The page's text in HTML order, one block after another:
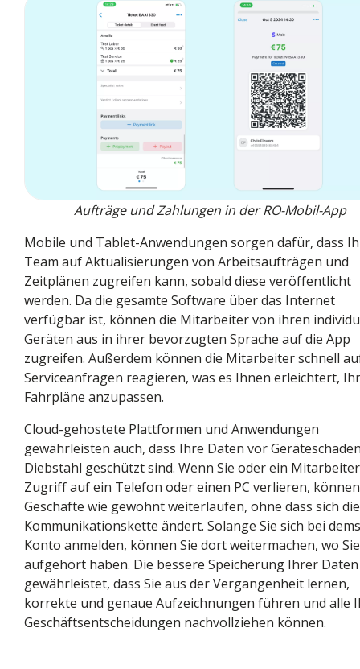
Aufträge und Zahlungen in der RO-Mobil-App
Mobile und Tablet-Anwendungen sorgen dafür, dass
Team auf Aktualisierungen von Arbeitsaufträgen und
Zeitplänen zugreifen kann, sobald diese veröffentlicht
werden. Da die gesamte Software über das Internet
verfügbar ist, können die Mitarbeiter von ihren
Geräten aus in ihrer bevorzugten Sprache auf die App
zugreifen. Außerdem können die Mitarbeiter schnell
Serviceanfragen reagieren, was es Ihnen erleichtert,
Fahrpläne anzupassen.
Cloud-gehostete Plattformen und Anwendungen
gewährleisten auch, dass Ihre Daten vor
Diebstahl geschützt sind. Wenn Sie oder ein
Zugriff auf ein Telefon oder einen PC verlieren,
Geschäfte wie gewohnt weiterlaufen, ohne dass sich die
Kommunikationskette ändert. Solange Sie sich bei
Konto anmelden, können Sie dort weitermachen, wo Sie
aufgehört haben. Die bessere Speicherung Ihrer Daten
gewährleistet, dass Sie aus der Vergangenheit lernen,
korrekte und genaue Aufzeichnungen führen und alle
Geschäftsentscheidungen nachvollziehen können.